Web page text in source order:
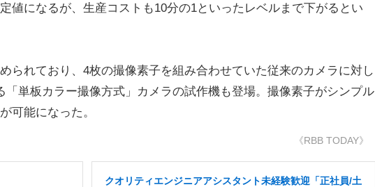
値になるが、生産コストも10分の1といったレベルまで下がるとい
られており、4枚の撮像素子を組み合わせていた従来のカメラに対し
単板カラー撮像方式」カメラの試作機も登場。撮像素子がシンプル
可能になった。
《RBB TODAY》
クオリティエンジニアアシスタント未経験歓迎「正社員/土